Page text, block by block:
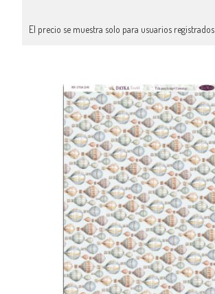
El precio se muestra solo para usuarios registrados